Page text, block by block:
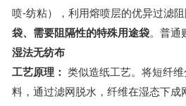
喷-纺粘），利用熔喷层的优异过滤
袋、需要阻隔性的特殊用途袋。普通
湿法无纺布
工艺原理： 类似造纸工艺。将短纤
料，通过滤网脱水，纤维在湿态下成